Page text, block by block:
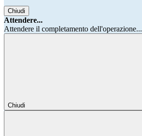
Chiudi
Attendere...
Attendere il completamento dell'operazione...
Chiudi